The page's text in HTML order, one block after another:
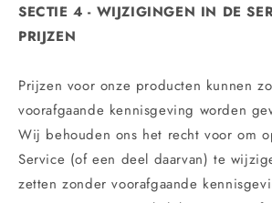
SECTIE 4 - WIJZIGINGEN IN DE
PRIJZEN
Prijzen voor onze producten kunnen
voorafgaande kennisgeving worden
Wij behouden ons het recht voor om
Service (of een deel daarvan) te
zetten zonder voorafgaande